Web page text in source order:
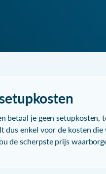
betaal je geen setupkosten,
dus enkel voor de kosten
de scherpste prijs